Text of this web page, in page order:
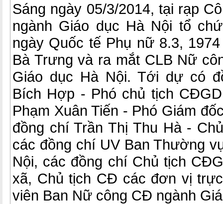
Sáng ngày 05/3/2014, tại rạp
ngành Giáo dục Hà Nội tổ
ngày Quốc tế Phụ nữ 8.3,
Bà Trưng và ra mắt CLB Nữ
Giáo dục Hà Nội. Tới dự có
Bích Hợp - Phó chủ tịch
Phạm Xuân Tiến - Phó Giám
đồng chí Trần Thị Thu Hà -
các đồng chí UV Ban Thường
Nội, các đồng chí Chủ tịch
xã, Chủ tịch CĐ các đơn vị
viên Ban Nữ công CĐ ngành